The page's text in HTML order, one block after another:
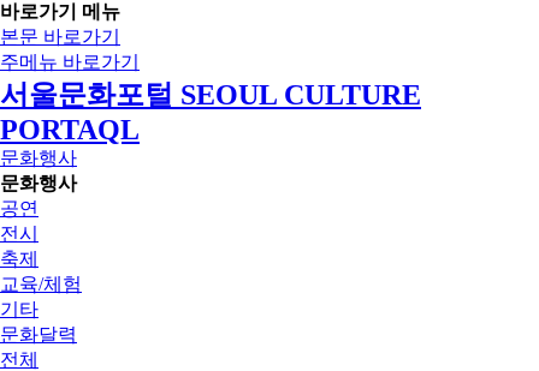
바로가기 메뉴
본문 바로가기
주메뉴 바로가기
서울문화포털 SEOUL CULTURE
PORTAQL
문화행사
문화행사
공연
전시
축제
교육/체험
기타
문화달력
전체